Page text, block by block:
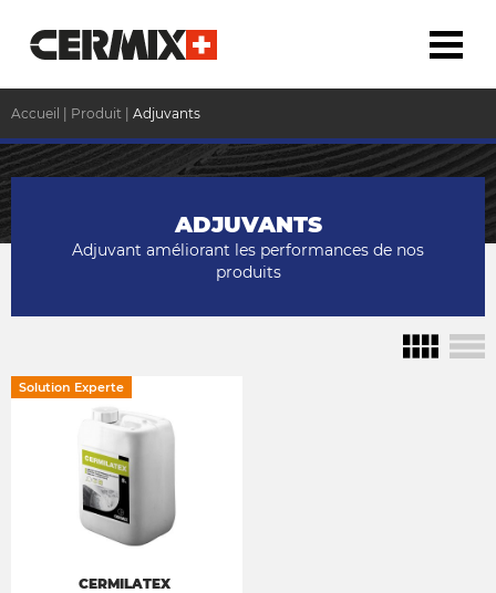
Accueil Produit Adjuvants
ADJUVANTS
Adjuvant améliorant les performances de nos
produits
CERMILATEX
Solution Experte